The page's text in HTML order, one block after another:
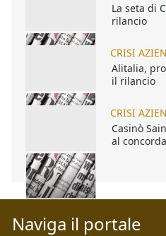
La seta di
rilancio
CRISI
Alitalia,
il rilancio
CRISI
Casinò
al
Naviga il portale